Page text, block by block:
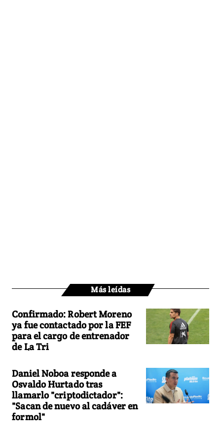
Más leídas
Confirmado: Robert Moreno
ya fue contactado por la FEF
para el cargo de entrenador
de La Tri
Daniel Noboa responde a
Osvaldo Hurtado tras
llamarlo "criptodictador":
"Sacan de nuevo al cadáver en
formol"